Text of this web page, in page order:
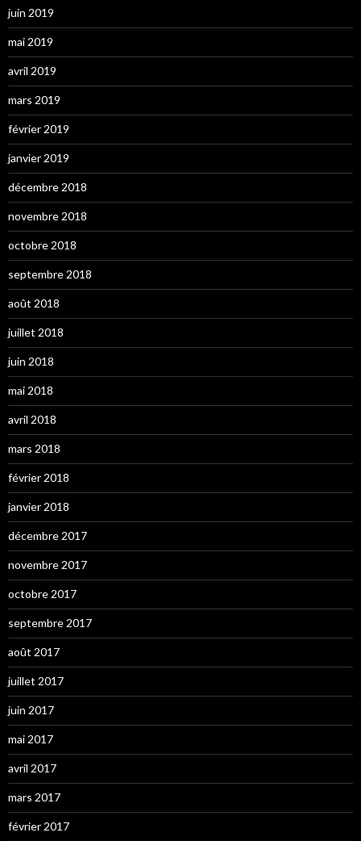
juin 2019
mai 2019
avril 2019
mars 2019
février 2019
janvier 2019
décembre 2018
novembre 2018
octobre 2018
septembre 2018
août 2018
juillet 2018
juin 2018
mai 2018
avril 2018
mars 2018
février 2018
janvier 2018
décembre 2017
novembre 2017
octobre 2017
septembre 2017
août 2017
juillet 2017
juin 2017
mai 2017
avril 2017
mars 2017
février 2017